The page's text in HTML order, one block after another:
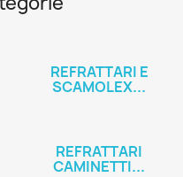
REFRATTARI E
SCAMOLEX...
REFRATTARI
CAMINETTI...